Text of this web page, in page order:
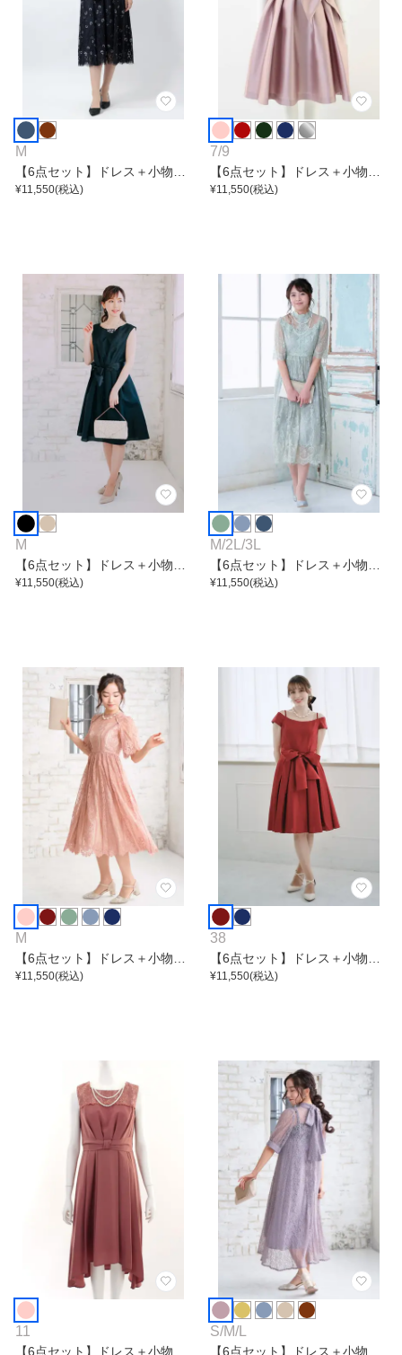
M
【6点セット】ドレス＋小物5
点
¥11,550(税込)
7/9
【6点セット】ドレス＋小物5
点
¥11,550(税込)
M
【6点セット】ドレス＋小物5
点
¥11,550(税込)
M/2L /3L
【6点セット】ドレス＋小物5
点
¥11,550(税込)
M
【6点セット】ドレス＋小物5
点
¥11,550(税込)
38
【6点セット】ドレス＋小物5
点
¥11,550(税込)
11
【6点セット】ドレス＋小物5
S/M/L
【6点セット】ドレス＋小物5